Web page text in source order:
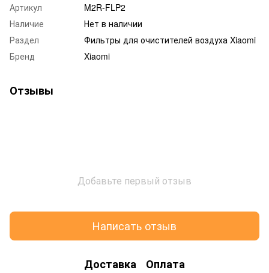
Артикул
M2R-FLP2
Наличие
Нет в наличии
Раздел
Фильтры для очистителей воздуха Xiaomi
Бренд
Xiaomi
Отзывы
Добавьте первый отзыв
Написать отзыв
Доставка Оплата